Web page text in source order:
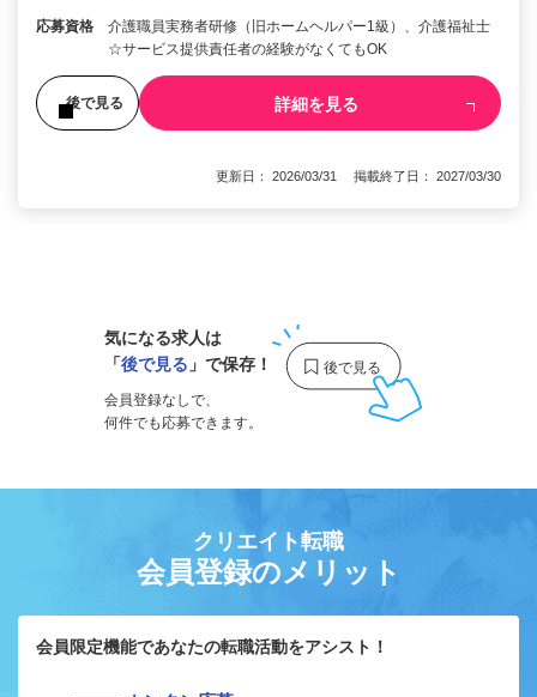
応募資格
介護職員実務者研修（旧ホームヘルパー1級）、介護福祉士
☆サービス提供責任者の経験がなくてもOK
後で見る 詳細を見る
更新日： 2026/03/31 掲載終了日： 2027/03/30
気になる求人は
「後で見る 」で保存！
会員登録なしで、
何件でも応募できます。
クリエイト転職
会員登録のメリット
会員限定機能であなたの転職活動をアシスト！